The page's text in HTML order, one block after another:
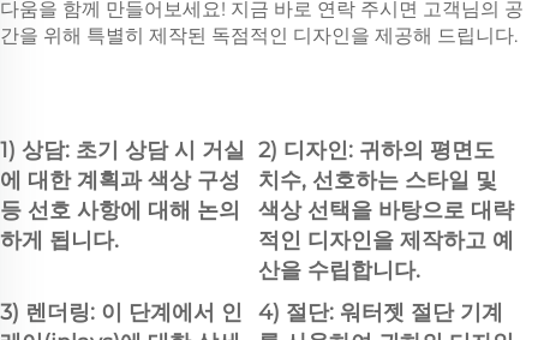
다움을 함께 만들어보세요! 지금 바로 연락 주시면 고객님의 공
간을 위해 특별히 제작된 독점적인 디자인을 제공해 드립니다.
1) 상담: 초기 상담 시 거실
에 대한 계획과 색상 구성
등 선호 사항에 대해 논의
하게 됩니다.
2) 디자인: 귀하의 평면도
치수, 선호하는 스타일 및
색상 선택을 바탕으로 대략
적인 디자인을 제작하고 예
산을 수립합니다.
3) 렌더링: 이 단계에서 인
4) 절단: 워터젯 절단 기계